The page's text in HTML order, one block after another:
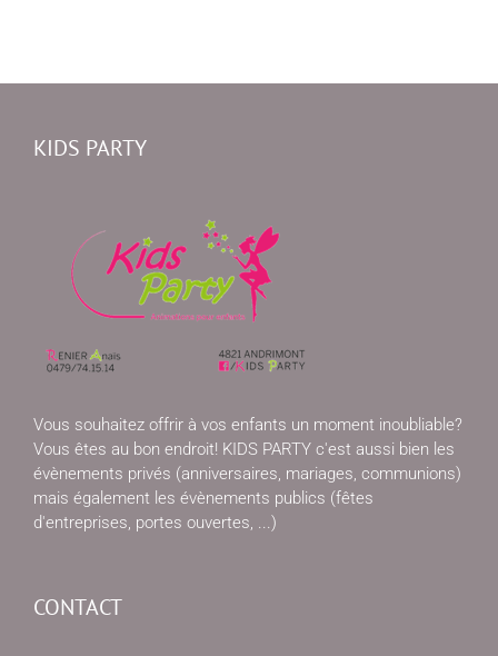
KIDS PARTY
Vous souhaitez offrir à vos enfants un moment inoubliable?
Vous êtes au bon endroit! KIDS PARTY c'est aussi bien les
évènements privés (anniversaires, mariages, communions)
mais également les évènements publics (fêtes
d'entreprises, portes ouvertes, ...)
CONTACT